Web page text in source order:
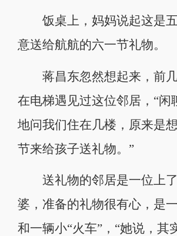
饭桌上，妈妈说起这是五
意送给航航的六一节礼物。
蒋昌东忽然想起来，前几
在电梯遇见过这位邻居，“闲
地问我们住在几楼，原来是
节来给孩子送礼物。”
送礼物的邻居是一位上了
婆，准备的礼物很有心，是
和一辆小“火车”，“她说，其